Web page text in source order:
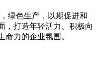
绿色生产，以期促进和
，打造年轻活力、积极向
命力的企业氛围。